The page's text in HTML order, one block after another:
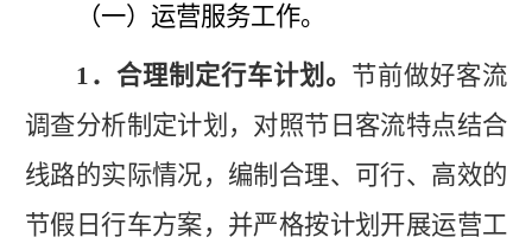
（一）运营服务工作。
1．合理制定行车计划。 节前做好客流
调查分析制定计划，对照节日客流特点结合
线路的实际情况，编制合理、可行、高效的
节假日行车方案，并严格按计划开展运营工